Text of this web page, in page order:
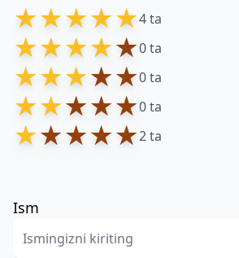
★★★★★4 ta
★★★★★0 ta
★★★★★0 ta
★★★★★0 ta
★★★★★2 ta
Ism